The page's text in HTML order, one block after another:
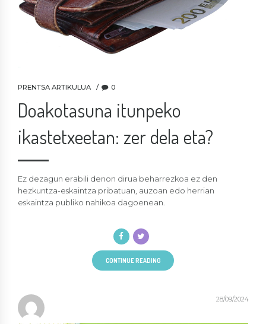
PRENTSA ARTIKULUA 0
Doakotasuna itunpeko
ikastetxeetan: zer dela eta?
Ez dezagun erabili denon dirua beharrezkoa ez den
hezkuntza-eskaintza pribatuan, auzoan edo herrian
eskaintza publiko nahikoa dagoenean.
CONTINUE READING
28/09/2024